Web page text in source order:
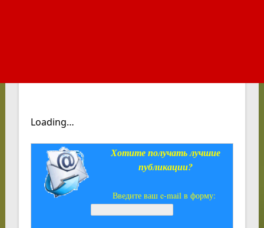
Loading…
Хотите получать лучшие
публикации?
Введите ваш e-mail в форму: